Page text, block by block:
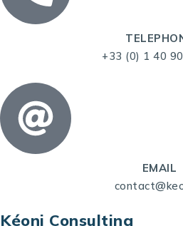
+33 (0) 1 40
EMAIL
Kéoni Consulting